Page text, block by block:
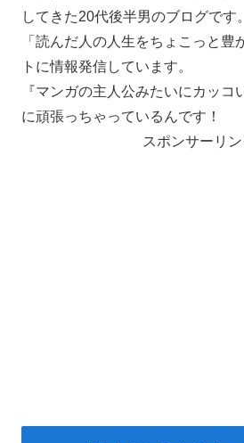
してきた20代後半男のブログです。
「読んだ人の人生をちょこっと豊
トに情報発信しています。
『マンガの主人公みたいにカッコ
に頑張っちゃっているんです！
スポンサーリン